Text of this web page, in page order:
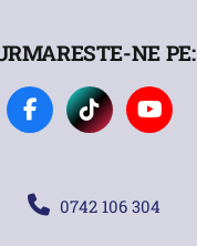
NE PE:
0742 106 304